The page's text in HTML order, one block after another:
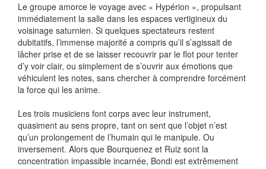
Le groupe amorce le voyage avec « Hypérion », propulsant
immédiatement la salle dans les espaces vertigineux du
voisinage saturnien. Si quelques spectateurs restent
dubitatifs, l’immense majorité a compris qu’il s’agissait de
lâcher prise et de se laisser recouvrir par le flot pour tenter
d’y voir clair, ou simplement de s’ouvrir aux émotions que
véhiculent les notes, sans chercher à comprendre forcément
la force qui les anime.
Les trois musiciens font corps avec leur instrument,
quasiment au sens propre, tant on sent que l’objet n’est
qu’un prolongement de l’humain qui le manipule. Ou
inversement. Alors que Bourquenez et Ruiz sont la
concentration impassible incarnée, Bondi est extrêmement